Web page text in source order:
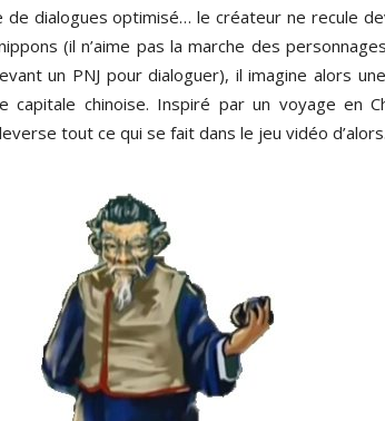
de dialogues optimisé… le créateur ne recule
(il n’aime pas la marche des
un PNJ pour dialoguer), il imagine alors
capitale chinoise. Inspiré par un voyage en
tout ce qui se fait dans le jeu vidéo d’alors.